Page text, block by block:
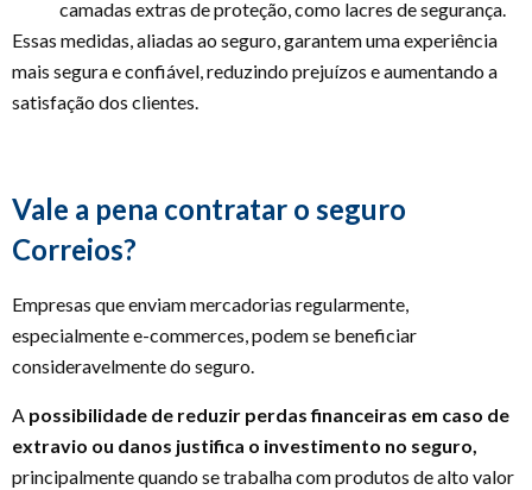
camadas extras de proteção, como lacres de segurança.
Essas medidas, aliadas ao seguro, garantem uma experiência
mais segura e confiável, reduzindo prejuízos e aumentando a
satisfação dos clientes.
Vale a pena contratar o seguro
Correios?
Empresas que enviam mercadorias regularmente,
especialmente e-commerces, podem se beneficiar
consideravelmente do seguro.
A possibilidade de reduzir perdas financeiras em caso de
extravio ou danos justifica o investimento no seguro,
principalmente quando se trabalha com produtos de alto valor